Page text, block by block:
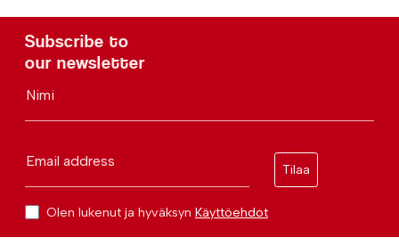
Subscribe to
our newsletter
Nimi
Email address
Tilaa
Olen lukenut ja hyväksyn Käyttöehdot